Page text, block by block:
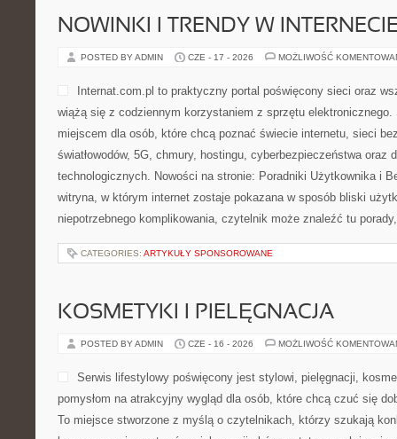
NOWINKI I TRENDY W
POSTED BY ADMIN CZE - 17 - 2026 MOŻLIWOŚĆ
Internat.com.pl to praktyczny portal poświęcony sieci oraz
wiążą się z codziennym korzystaniem z sprzętu
miejscem dla osób, które chcą poznać świecie internetu, sieci
światłowodów, 5G, chmury, hostingu, cyberbezpieczeństwa oraz
technologicznych. Nowości na stronie: Poradniki Użytkownika i
witryna, w którym internet zostaje pokazana w sposób bliski
niepotrzebnego komplikowania, czytelnik może znaleźć tu
CATEGORIES: ARTYKUŁY SPONSOROWANE
KOSMETYKI I PIELĘGNACJA
POSTED BY ADMIN CZE - 16 - 2026 MOŻLIWOŚĆ
Serwis lifestylowy poświęcony jest stylowi, pielęgnacji,
pomysłom na atrakcyjny wygląd dla osób, które chcą czuć się
To miejsce stworzone z myślą o czytelnikach, którzy szukają